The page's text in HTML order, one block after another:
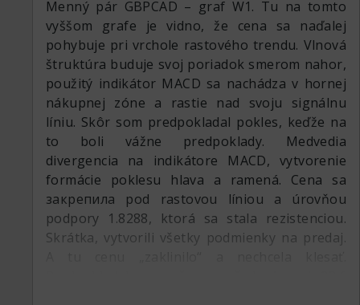
Menný pár GBPCAD – graf W1. Tu na tomto
vyššom grafe je vidno, že cena sa naďalej
pohybuje pri vrchole rastového trendu. Vlnová
štruktúra buduje svoj poriadok smerom nahor,
použitý indikátor MACD sa nachádza v hornej
nákupnej zóne a rastie nad svoju signálnu
líniu. Skôr som predpokladal pokles, keďže na
to boli vážne predpoklady. Medvedia
divergencia na indikátore MACD, vytvorenie
formácie poklesu hlava a ramená. Cena sa
закрепила pod rastovou líniou a úrovňou
podpory 1.8288, ktorá sa stala rezistenciou.
Skrátka, vytvorili všetky podmienky na predaj.